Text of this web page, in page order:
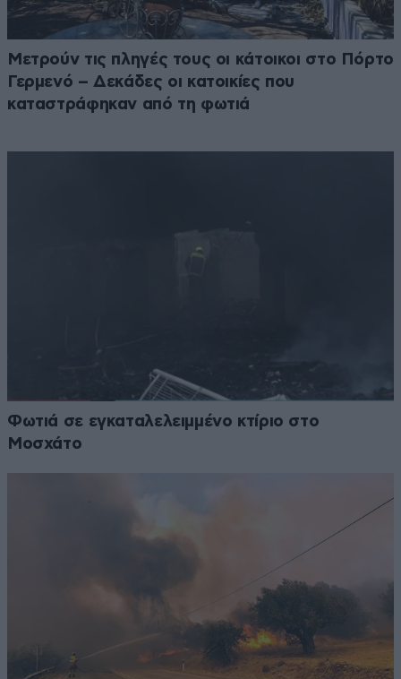
Μετρούν τις πληγές τους οι κάτοικοι στο Πόρτο
Γερμενό – Δεκάδες οι κατοικίες που
καταστράφηκαν από τη φωτιά
Φωτιά σε εγκαταλελειμμένο κτίριο στο
Μοσχάτο